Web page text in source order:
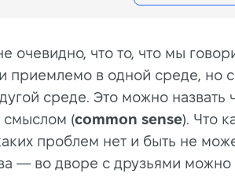
очевидно, что то, что мы
приемлемо в одной среде, но
среде. Это можно назвать
смыслом (common sense). Что
проблем нет и быть не
— во дворе с друзьями можно